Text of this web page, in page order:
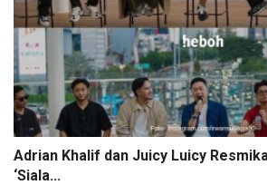
Adrian Khalif dan Juicy Luicy
‘Siala...